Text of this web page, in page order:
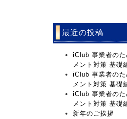
最近の投稿
iClub 事業者のた
メント対策 基礎
iClub 事業者のた
メント対策 基礎
iClub 事業者のた
メント対策 基礎
新年のご挨拶